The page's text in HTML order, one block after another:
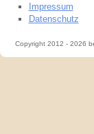
Impressum
Datenschutz
Copyright 2012 - 2026